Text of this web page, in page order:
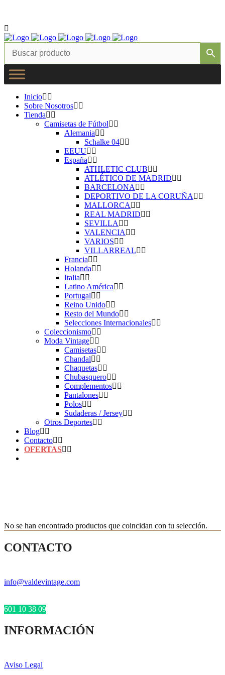
Inicio
Sobre Nosotros
Tienda
Camisetas de Fútbol
Alemania
Schalke 04
EEUU
España
ATHLETIC CLUB
ATLÉTICO DE MADRID
BARCELONA
DEPORTIVO DE LA CORUÑA
MALLORCA
REAL MADRID
SEVILLA
VALENCIA
VARIOS
VILLARREAL
Francia
Holanda
Italia
Latino América
Portugal
Reino Unido
Resto del Mundo
Selecciones Internacionales
Coleccionismo
Moda Vintage
Camisetas
Chandal
Chaquetas
Chubasquero
Complementos
Pantalones
Polos
Sudaderas / Jersey
Otros Deportes
Blog
Contacto
OFERTAS
No se han encontrado productos que coincidan con tu selección.
CONTACTO
info@valdevintage.com
601 10 38 09
INFORMACIÓN
Aviso Legal